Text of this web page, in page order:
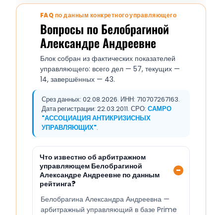
FAQ по данным конкретного управляющего
Вопросы по Белобрагиной
Александре Андреевне
Блок собран из фактических показателей
управляющего: всего дел — 57, текущих —
14, завершённых — 43.
Срез данных: 02.08.2026. ИНН: 710707267163.
Дата регистрации: 22.03.2011. СРО: САМРО
"АССОЦИАЦИЯ АНТИКРИЗИСНЫХ
УПРАВЛЯЮЩИХ".
Что известно об арбитражном
управляющем Белобрагиной
Александре Андреевне по данным
рейтинга?
Белобрагина Александра Андреевна —
арбитражный управляющий в базе Prime